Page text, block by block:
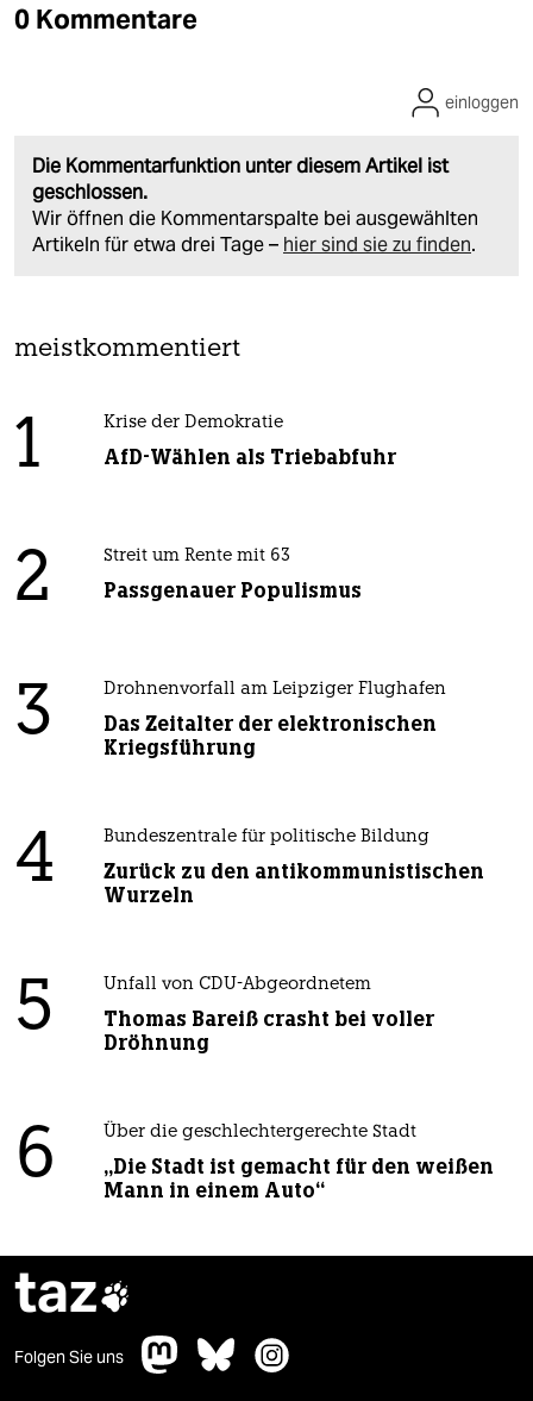
0 Kommentare
Die Kommentarfunktion unter diesem Artikel ist
geschlossen.
Wir öffnen die Kommentarspalte bei ausgewählten
Artikeln für etwa drei Tage – hier sind sie zu finden.
einloggen
meistkommentiert
1 Krise der Demokratie
AfD-Wählen als Triebabfuhr
2 Streit um Rente mit 63
Passgenauer Populismus
3 Drohnenvorfall am Leipziger Flughafen
Das Zeitalter der elektronischen
Kriegsführung
4 Bundeszentrale für politische Bildung
Zurück zu den antikommunistischen
Wurzeln
5 Unfall von CDU-Abgeordnetem
Thomas Bareiß crasht bei voller
Dröhnung
6 Über die geschlechtergerechte Stadt
„Die Stadt ist gemacht für den weißen
Mann in einem Auto“
taz
Folgen Sie uns